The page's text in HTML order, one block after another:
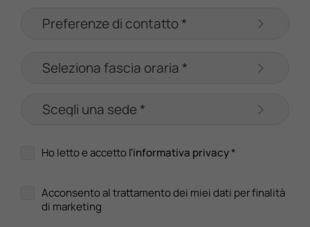
Ho letto e accettol'informativa privacy*
Acconsento al trattamento dei miei dati per finalità
di marketing